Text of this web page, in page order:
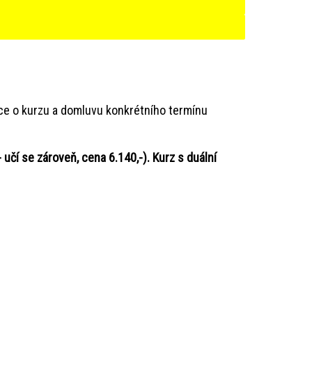
o kurzu a domluvu konkrétního termínu
se zároveň, cena 6.140,-). Kurz s duální